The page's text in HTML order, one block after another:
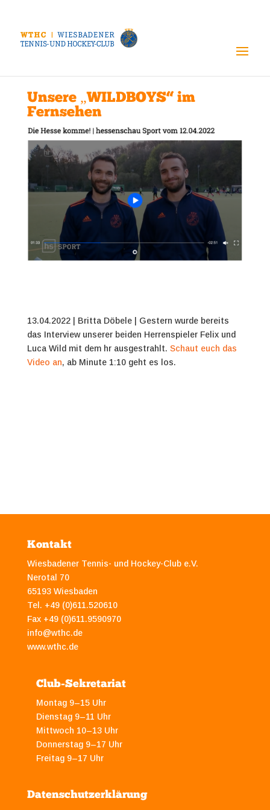
Unsere „WILDBOYS“ im
Fernsehen
13.04.2022 | Britta Döbele | Gestern wurde bereits
das Interview unserer beiden Herrenspieler Felix und
Luca Wild mit dem hr ausgestrahlt. Schaut euch das
Video an, ab Minute 1:10 geht es los.
Kontakt
Wiesbadener Tennis- und Hockey-Club e.V.
Nerotal 70
65193 Wiesbaden
Tel. +49 (0)611.520610
Fax +49 (0)611.9590970
info@wthc.de
www.wthc.de
Club-Sekretariat
Montag 9–15 Uhr
Dienstag 9–11 Uhr
Mittwoch 10–13 Uhr
Donnerstag 9–17 Uhr
Freitag 9–17 Uhr
Datenschutzerklärung